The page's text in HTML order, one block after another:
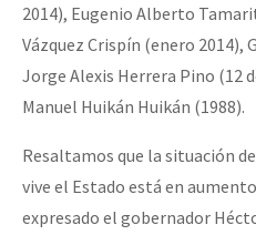
2014), Eugenio Alberto
Vázquez Crispín (enero 2014),
Jorge Alexis Herrera Pino (12
Manuel Huikán Huikán (1988).
Resaltamos que la situación
vive el Estado está en
expresado el gobernador